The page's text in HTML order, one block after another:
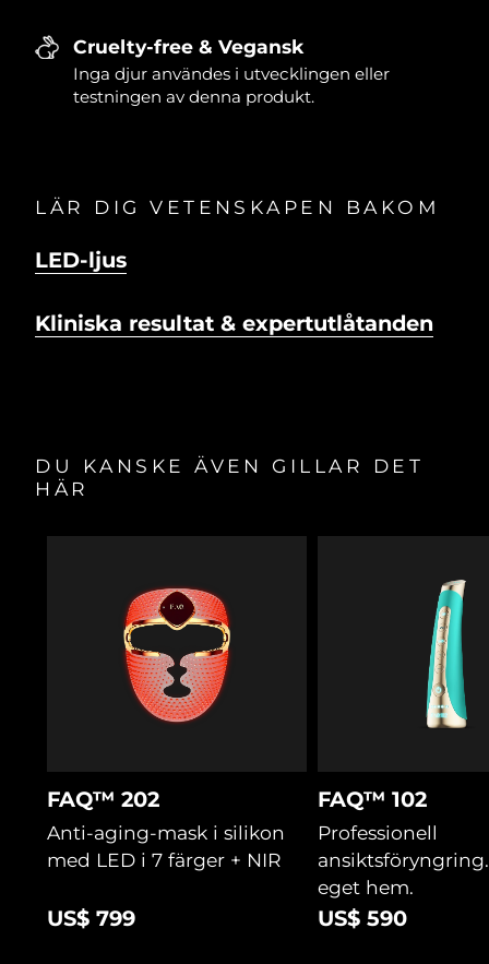
Cruelty-free & Vegansk
Inga djur användes i utvecklingen eller
testningen av denna produkt.
LÄR DIG VETENSKAPEN BAKOM
LED-ljus
Kliniska resultat & expertutlåtanden
DU KANSKE ÄVEN GILLAR DET
HÄR
FAQ™ 202
Anti-aging-mask i silikon
med LED i 7 färger + NIR
US$ 799
FAQ™ 102
Professionell
eget hem.
US$ 590